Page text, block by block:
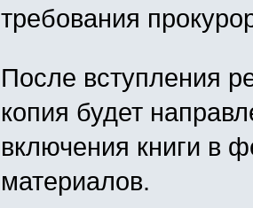
требования
После вступления
копия будет
включения книги в
материалов.